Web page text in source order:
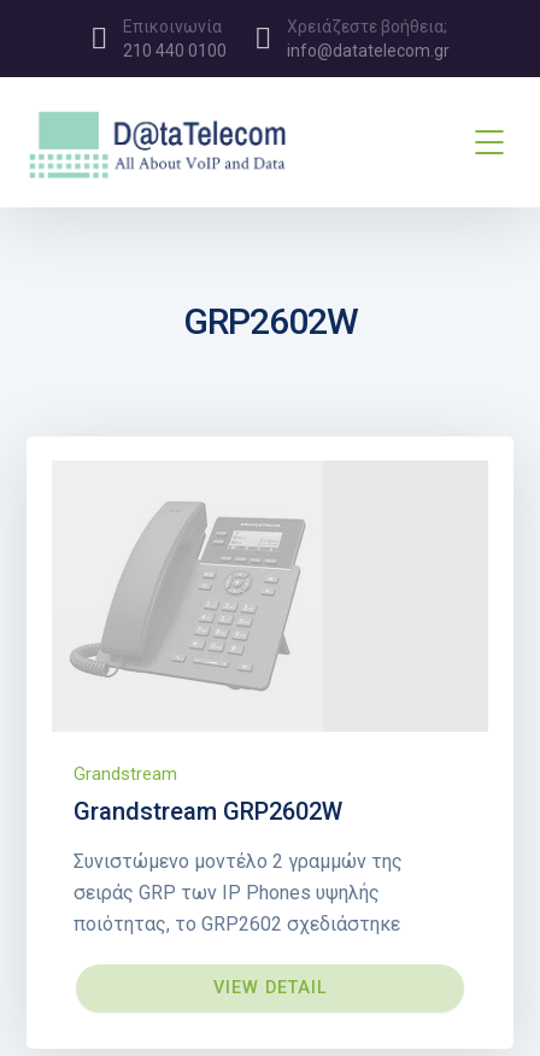
Επικοινωνία
210 440 0100
Χρειάζεστε βοήθεια;
info@datatelecom.gr
GRP2602W
Grandstream
Grandstream GRP2602W
Συνιστώμενο μοντέλο 2 γραμμών της
σειράς GRP των IP Phones υψηλής
ποιότητας, το GRP2602 σχεδιάστηκε
VIEW DETAIL